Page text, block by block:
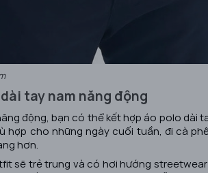
tay nam năng động
động, bạn có thể kết hợp áo polo dài
hợp cho những ngày cuối tuần, đi cà
hơn.
sẽ trẻ trung và có hơi hướng